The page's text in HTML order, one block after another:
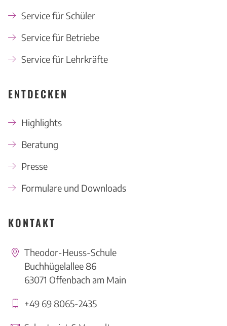
Service für Schüler
Service für Betriebe
Service für Lehrkräfte
ENTDECKEN
Highlights
Beratung
Presse
Formulare und Downloads
KONTAKT
Theodor-Heuss-Schule
Buchhügelallee 86
63071 Offenbach am Main
+49 69 8065-2435